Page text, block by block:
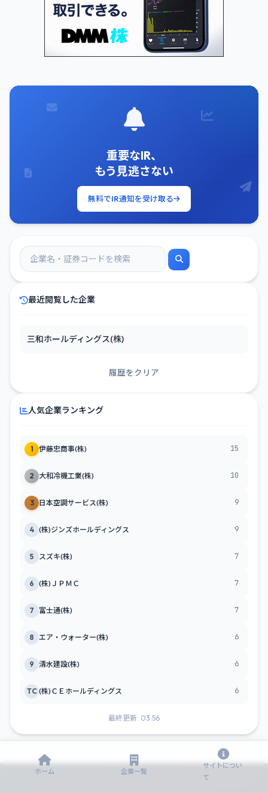
重要なIR、
もう見逃さない
無料でIR通知を受け取る
最近閲覧した企業
三和ホールディングス(株)
履歴をクリア
人気企業ランキング
1 伊藤忠商事(株) 15
2 大和冷機工業(株) 10
3 日本空調サービス(株) 9
4 (株)ジンズホールディングス 9
5 スズキ(株) 7
6 (株)ＪＰＭＣ 7
7 富士通(株) 7
8 エア・ウォーター(株) 6
9 清水建設(株) 6
TC (株)ＣＥホールディングス 6
最終更新: 03:56
ホーム 企業一覧
サイトについ
て